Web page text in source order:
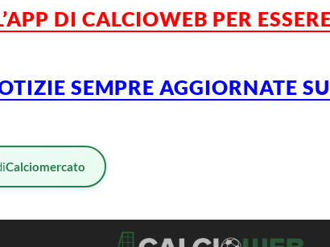
DI CALCIOWEB PER
SEMPRE AGGIORNATE
Calciomercato